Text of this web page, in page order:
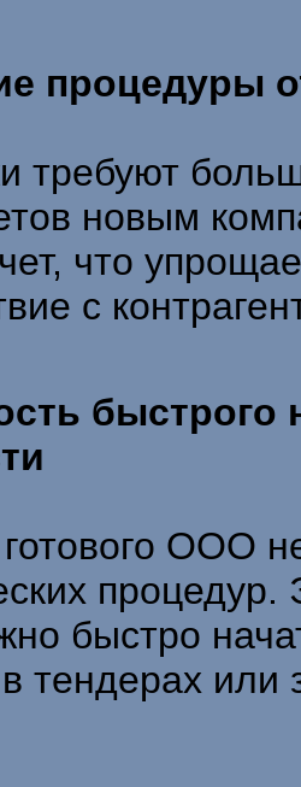
процедуры
требуют
новым
что
с
быстрого
ООО
быстро
тендерах